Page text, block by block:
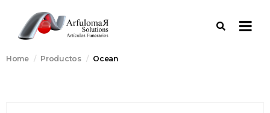
Home Productos Ocean